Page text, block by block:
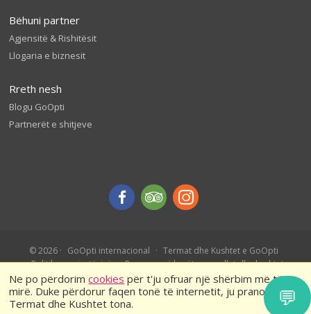
Ne po përdorimcookies për t'ju ofruar një shërbim më të
mirë. Duke përdorur faqen tonë të internetit, ju pranoni
Termat dhe Kushtet tona.
Bëhuni partner
Agjensitë & Rishitësit
Llogaria e biznesit
Rreth nesh
Blogu GoOpti
Partnerët e shitjeve
© 2026 GoOpti internacional
Termat dhe Kushtet e GoOpti
Politika e privatësisë
Rezervo më herët – rregullat dhe kushtet
💬